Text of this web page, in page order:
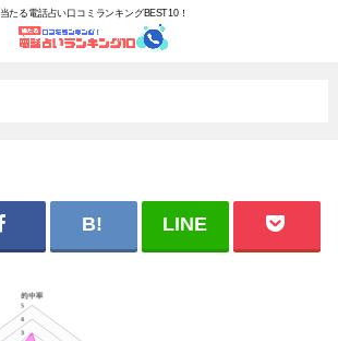
当たる電話占い口コミランキングBEST10！